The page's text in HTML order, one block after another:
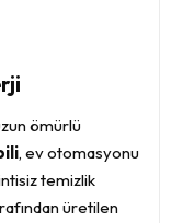
ömürlü
, ev otomasyonu
temizlik
üretilen